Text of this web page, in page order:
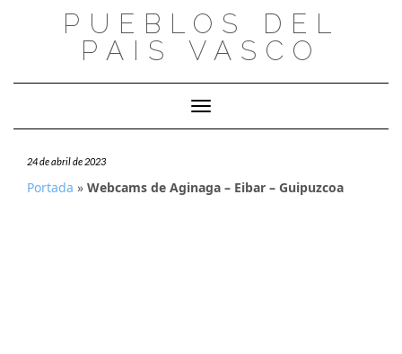
PUEBLOS DEL
PAIS VASCO
Cambiar modo de navegación
24 de abril de 2023
Portada » Webcams de Aginaga – Eibar – Guipuzcoa